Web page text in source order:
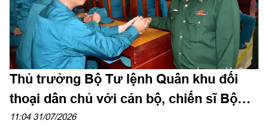
Thủ trưởng Bộ Tư lệnh Quân khu đối
thoại dân chủ với cán bộ, chiến sĩ Bộ
CHQS tỉnh Lâm Đồng
11:04 31/07/2026